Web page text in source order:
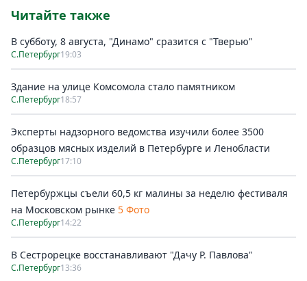
Читайте также
В субботу, 8 августа, "Динамо" сразится с "Тверью"
С.Петербург19:03
Здание на улице Комсомола стало памятником
С.Петербург18:57
Эксперты надзорного ведомства изучили более 3500
образцов мясных изделий в Петербурге и Ленобласти
С.Петербург17:10
Петербуржцы съели 60,5 кг малины за неделю фестиваля
на Московском рынке 5 Фото
С.Петербург14:22
В Сестрорецке восстанавливают "Дачу Р. Павлова"
С.Петербург13:36